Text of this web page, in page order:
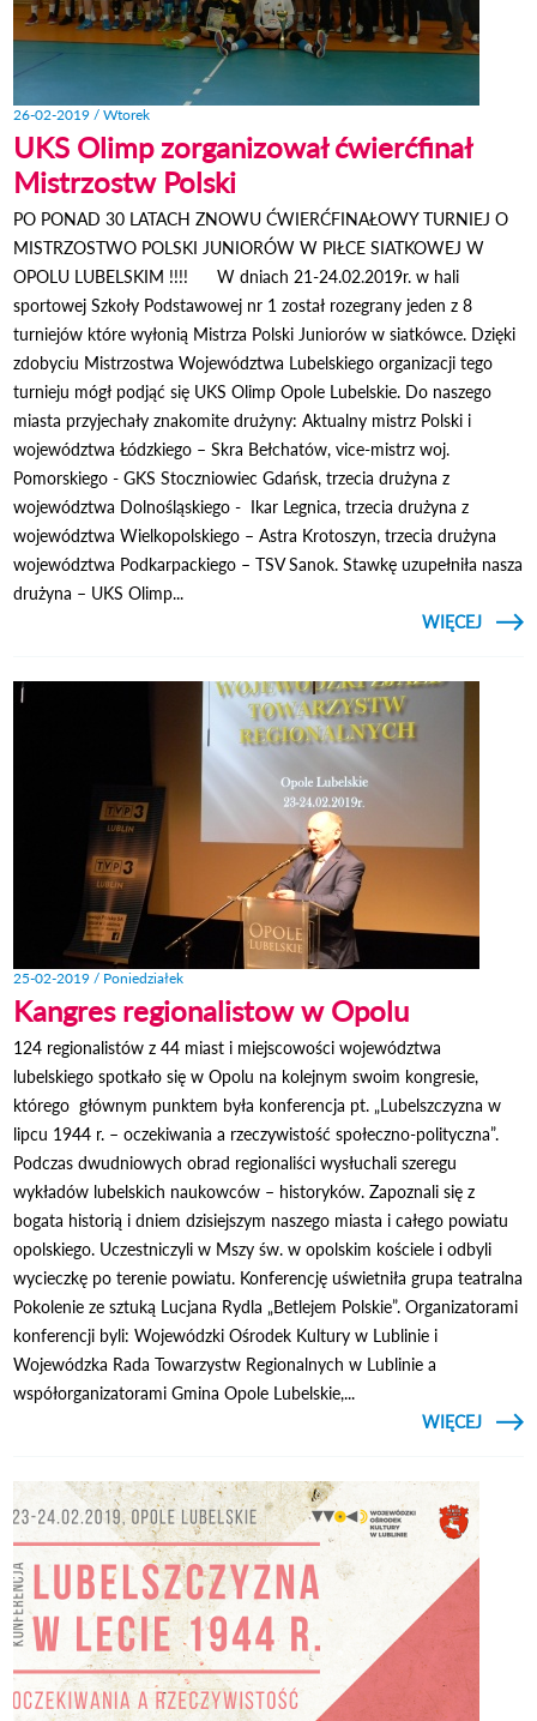
26-02-2019 / Wtorek
UKS Olimp zorganizował ćwierćfinał
Mistrzostw Polski
PO PONAD 30 LATACH ZNOWU ĆWIERĆFINAŁOWY TURNIEJ O
MISTRZOSTWO POLSKI JUNIORÓW W PIŁCE SIATKOWEJ W
OPOLU LUBELSKIM !!!! W dniach 21-24.02.2019r. w hali
sportowej Szkoły Podstawowej nr 1 został rozegrany jeden z 8
turniejów które wyłonią Mistrza Polski Juniorów w siatkówce. Dzięki
zdobyciu Mistrzostwa Województwa Lubelskiego organizacji tego
turnieju mógł podjąć się UKS Olimp Opole Lubelskie. Do naszego
miasta przyjechały znakomite drużyny: Aktualny mistrz Polski i
województwa Łódzkiego – Skra Bełchatów, vice-mistrz woj.
Pomorskiego - GKS Stoczniowiec Gdańsk, trzecia drużyna z
województwa Dolnośląskiego - Ikar Legnica, trzecia drużyna z
województwa Wielkopolskiego – Astra Krotoszyn, trzecia drużyna
województwa Podkarpackiego – TSV Sanok. Stawkę uzupełniła nasza
drużyna – UKS Olimp...
CZYTAJ
WIĘCEJ
O
25-02-2019 / Poniedziałek
Kangres regionalistow w Opolu
124 regionalistów z 44 miast i miejscowości województwa
lubelskiego spotkało się w Opolu na kolejnym swoim kongresie,
którego głównym punktem była konferencja pt. „Lubelszczyzna w
lipcu 1944 r. – oczekiwania a rzeczywistość społeczno-polityczna”.
Podczas dwudniowych obrad regionaliści wysłuchali szeregu
wykładów lubelskich naukowców – historyków. Zapoznali się z
bogata historią i dniem dzisiejszym naszego miasta i całego powiatu
opolskiego. Uczestniczyli w Mszy św. w opolskim kościele i odbyli
wycieczkę po terenie powiatu. Konferencję uświetniła grupa teatralna
Pokolenie ze sztuką Lucjana Rydla „Betlejem Polskie”. Organizatorami
konferencji byli: Wojewódzki Ośrodek Kultury w Lublinie i
Wojewódzka Rada Towarzystw Regionalnych w Lublinie a
współorganizatorami Gmina Opole Lubelskie,...
CZYTAJ
WIĘCEJ